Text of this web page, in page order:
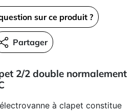
sur ce produit ?
Partager
2/2 double normalement
à clapet constitue